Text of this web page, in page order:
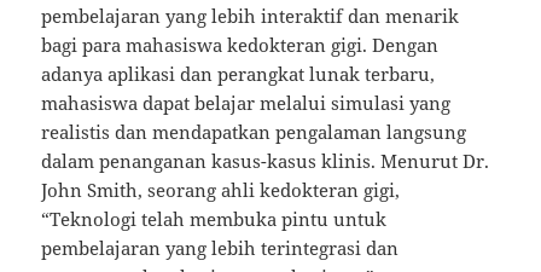
pembelajaran yang lebih interaktif dan menarik
bagi para mahasiswa kedokteran gigi. Dengan
adanya aplikasi dan perangkat lunak terbaru,
mahasiswa dapat belajar melalui simulasi yang
realistis dan mendapatkan pengalaman langsung
dalam penanganan kasus-kasus klinis. Menurut Dr.
John Smith, seorang ahli kedokteran gigi,
“Teknologi telah membuka pintu untuk
pembelajaran yang lebih terintegrasi dan